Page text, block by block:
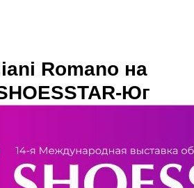
Romano на
Юг